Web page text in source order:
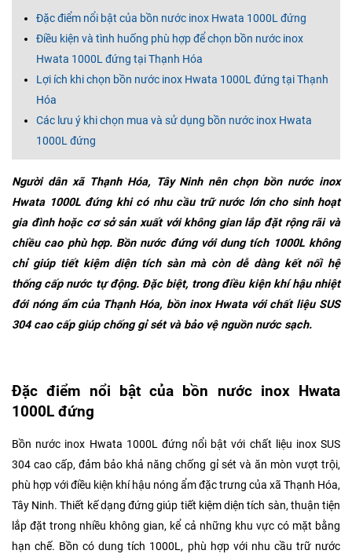
Đặc điểm nổi bật của bồn nước inox Hwata 1000L đứng
Điều kiện và tình huống phù hợp để chọn bồn nước inox
Hwata 1000L đứng tại Thạnh Hóa
Lợi ích khi chọn bồn nước inox Hwata 1000L đứng tại Thạnh
Hóa
Các lưu ý khi chọn mua và sử dụng bồn nước inox Hwata
1000L đứng
Người dân xã Thạnh Hóa, Tây Ninh nên chọn bồn nước inox
Hwata 1000L đứng khi có nhu cầu trữ nước lớn cho sinh hoạt
gia đình hoặc cơ sở sản xuất với không gian lắp đặt rộng rãi và
chiều cao phù hợp. Bồn nước đứng với dung tích 1000L không
chỉ giúp tiết kiệm diện tích sàn mà còn dễ dàng kết nối hệ
thống cấp nước tự động. Đặc biệt, trong điều kiện khí hậu nhiệt
đới nóng ẩm của Thạnh Hóa, bồn inox Hwata với chất liệu SUS
304 cao cấp giúp chống gỉ sét và bảo vệ nguồn nước sạch.
Đặc điểm nổi bật của bồn nước inox Hwata
1000L đứng
Bồn nước inox Hwata 1000L đứng nổi bật với chất liệu inox SUS
304 cao cấp, đảm bảo khả năng chống gỉ sét và ăn mòn vượt trội,
phù hợp với điều kiện khí hậu nóng ẩm đặc trưng của xã Thạnh Hóa,
Tây Ninh. Thiết kế dạng đứng giúp tiết kiệm diện tích sàn, thuận tiện
lắp đặt trong nhiều không gian, kể cả những khu vực có mặt bằng
hạn chế. Bồn có dung tích 1000L, phù hợp với nhu cầu trữ nước